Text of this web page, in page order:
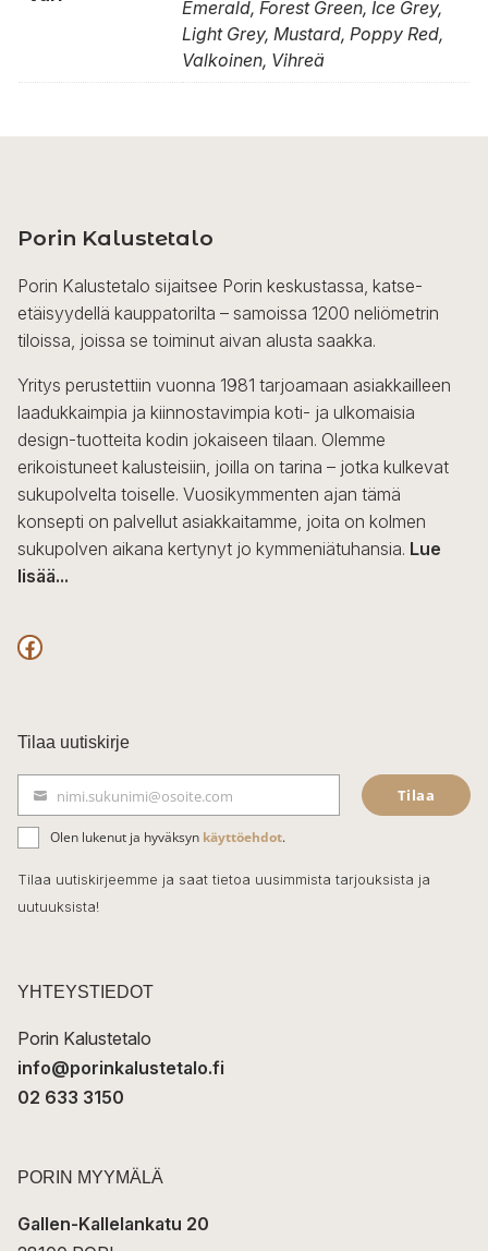
Emerald, Forest Green, Ice Grey,
Light Grey, Mustard, Poppy Red,
Valkoinen, Vihreä
Porin Kalustetalo
Porin Kalustetalo sijaitsee Porin keskustassa, katse-
etäisyydellä kauppatorilta – samoissa 1200 neliömetrin
tiloissa, joissa se toiminut aivan alusta saakka.
Yritys perustettiin vuonna 1981 tarjoamaan asiakkailleen
laadukkaimpia ja kiinnostavimpia koti- ja ulkomaisia
design-tuotteita kodin jokaiseen tilaan. Olemme
erikoistuneet kalusteisiin, joilla on tarina – jotka kulkevat
sukupolvelta toiselle. Vuosikymmenten ajan tämä
konsepti on palvellut asiakkaitamme, joita on kolmen
sukupolven aikana kertynyt jo kymmeniätuhansia. Lue
lisää...
F
c
e
b
o
o
k
Tilaa uutiskirje
ä
h
k
t
nimi.sukunimi@osoite.com Tilaa
Olen lukenut ja hyväksyn käyttöehdot.
Tilaa uutiskirjeemme ja saat tietoa uusimmista tarjouksista ja
uutuuksista!
YHTEYSTIEDOT
Porin Kalustetalo
info@porinkalustetalo.fi
02 633 3150
PORIN MYYMÄLÄ
Gallen-Kallelankatu 20